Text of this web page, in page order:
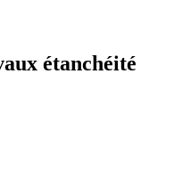
étanchéité